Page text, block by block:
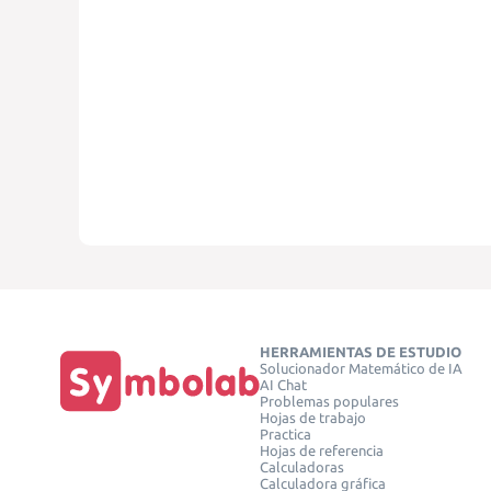
HERRAMIENTAS DE ESTUDIO
Solucionador Matemático de IA
AI Chat
Problemas populares
Hojas de trabajo
Practica
Hojas de referencia
Calculadoras
Calculadora gráfica